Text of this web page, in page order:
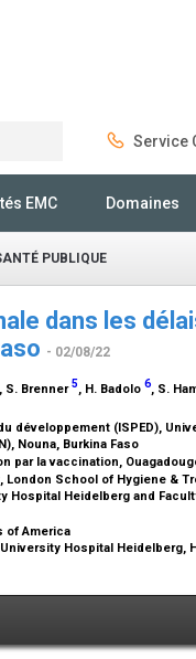
Service
EMC Domaines
PUBLIQUE
dans les
- 02/08/22
, S. Brenner5, H. Badolo 6, S.
développement (ISPED),
Nouna, Burkina Faso
par la vaccination,
London School of Hygiene &
Hospital Heidelberg and
of America
Hospital Heidelberg,